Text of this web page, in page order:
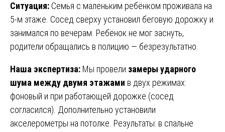
Ситуация: Семья с маленьким ребёнком проживала на
5-м этаже. Сосед сверху установил беговую дорожку и
занимался по вечерам. Ребёнок не мог заснуть,
родители обращались в полицию — безрезультатно.
Наша экспертиза: Мы провели замеры ударного
шума между двумя этажами в двух режимах:
фоновый и при работающей дорожке (сосед
согласился). Дополнительно установили
акселерометры на потолке. Результаты: в спальне